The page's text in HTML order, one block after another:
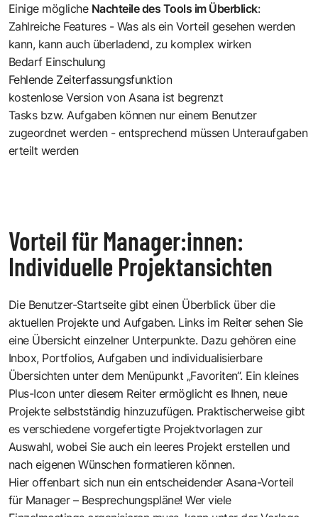
Einige mögliche Nachteile des Tools im Überblick:
Zahlreiche Features - Was als ein Vorteil gesehen werden
kann, kann auch überladend, zu komplex wirken
Bedarf Einschulung
Fehlende Zeiterfassungsfunktion
kostenlose Version von Asana ist begrenzt
Tasks bzw. Aufgaben können nur einem Benutzer
zugeordnet werden - entsprechend müssen Unteraufgaben
erteilt werden
Vorteil für Manager:innen:
Individuelle Projektansichten
Die Benutzer-Startseite gibt einen Überblick über die
aktuellen Projekte und Aufgaben. Links im Reiter sehen Sie
eine Übersicht einzelner Unterpunkte. Dazu gehören eine
Inbox, Portfolios, Aufgaben und individualisierbare
Übersichten unter dem Menüpunkt „Favoriten“. Ein kleines
Plus-Icon unter diesem Reiter ermöglicht es Ihnen, neue
Projekte selbstständig hinzuzufügen. Praktischerweise gibt
es verschiedene vorgefertigte Projektvorlagen zur
Auswahl, wobei Sie auch ein leeres Projekt erstellen und
nach eigenen Wünschen formatieren können.
Hier offenbart sich nun ein entscheidender Asana-Vorteil
für Manager – Besprechungspläne! Wer viele